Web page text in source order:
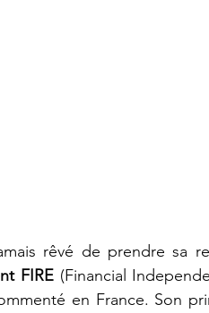
FIRE (Financial
en France. Son